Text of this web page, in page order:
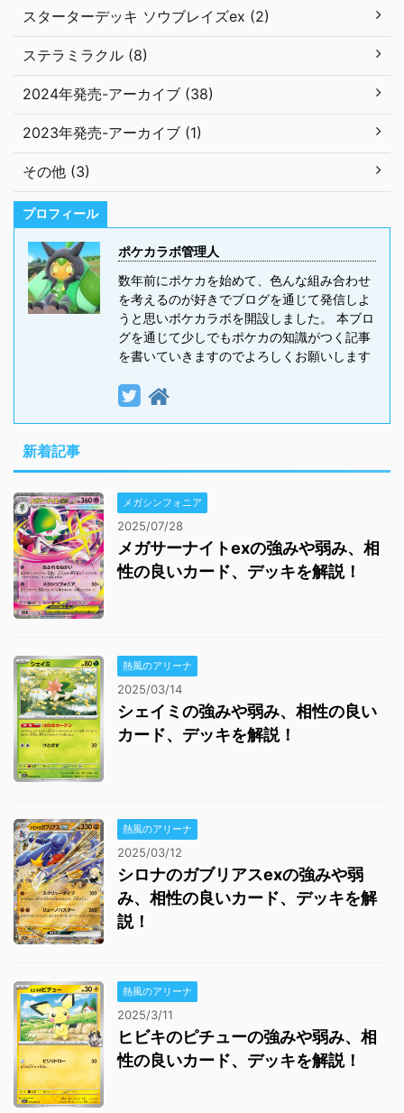
スターターデッキ ソウブレイズex (2)
ステラミラクル (8)
2024年発売-アーカイブ (38)
2023年発売-アーカイブ (1)
その他 (3)
プロフィール
ポケカラボ管理人
数年前にポケカを始めて、色んな組み合わせ
を考えるのが好きでブログを通じて発信しよ
うと思いポケカラボを開設しました。 本ブロ
グを通じて少しでもポケカの知識がつく記事
を書いていきますのでよろしくお願いします
新着記事
メガシンフォニア
2025/07/28
メガサーナイトexの強みや弱み、相
性の良いカード、デッキを解説！
熱風のアリーナ
2025/03/14
シェイミの強みや弱み、相性の良い
カード、デッキを解説！
熱風のアリーナ
2025/03/12
シロナのガブリアスexの強みや弱
み、相性の良いカード、デッキを解
説！
熱風のアリーナ
2025/3/11
ヒビキのピチューの強みや弱み、相
性の良いカード、デッキを解説！